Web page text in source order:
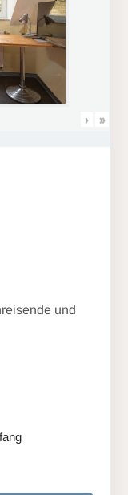
› »
und